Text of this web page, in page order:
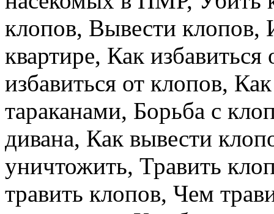
клопов, Вывести клопов,
квартире, Как
избавиться от клопов,
тараканами, Борьба с
дивана, Как вывести
уничтожить, Травить
травить клопов, Чем